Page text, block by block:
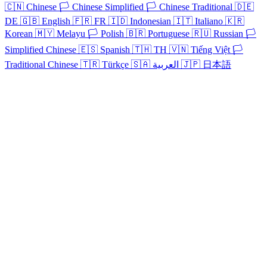
🇨🇳 Chinese 🏳️ Chinese Simplified 🏳️ Chinese Traditional 🇩🇪
DE 🇬🇧 English 🇫🇷 FR 🇮🇩 Indonesian 🇮🇹 Italiano 🇰🇷
Korean 🇲🇾 Melayu 🏳️ Polish 🇧🇷 Portuguese 🇷🇺 Russian 🏳️
Simplified Chinese 🇪🇸 Spanish 🇹🇭 TH 🇻🇳 Tiếng Việt 🏳️
Traditional Chinese 🇹🇷 Türkçe 🇸🇦 🇯🇵 日本語